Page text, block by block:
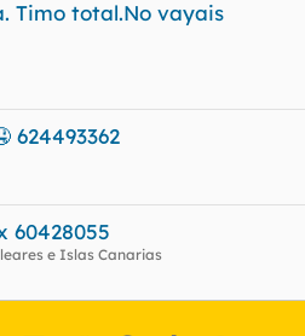
Timo total.No vayais
624493362
60428055
e Islas Canarias